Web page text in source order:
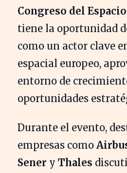
Congreso del
tiene la oportunidad
como un actor clave
espacial europeo,
entorno de
oportunidades
Durante el evento,
empresas como
Sener y Thales